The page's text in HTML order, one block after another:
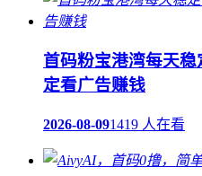
首码粉宝港湾每天
定看广告赚钱
2026-08-091419 人在看